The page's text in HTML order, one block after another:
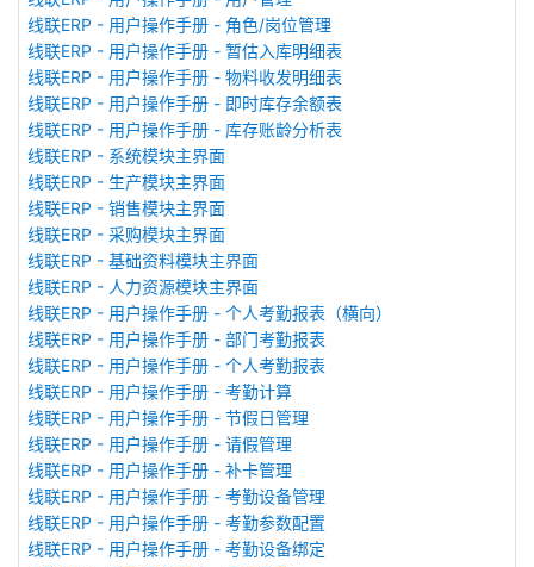
线联ERP - 用户操作手册 - 角色/岗位管理
线联ERP - 用户操作手册 - 暂估入库明细表
线联ERP - 用户操作手册 - 物料收发明细表
线联ERP - 用户操作手册 - 即时库存余额表
线联ERP - 用户操作手册 - 库存账龄分析表
线联ERP - 系统模块主界面
线联ERP - 生产模块主界面
线联ERP - 销售模块主界面
线联ERP - 采购模块主界面
线联ERP - 基础资料模块主界面
线联ERP - 人力资源模块主界面
线联ERP - 用户操作手册 - 个人考勤报表（横向）
线联ERP - 用户操作手册 - 部门考勤报表
线联ERP - 用户操作手册 - 个人考勤报表
线联ERP - 用户操作手册 - 考勤计算
线联ERP - 用户操作手册 - 节假日管理
线联ERP - 用户操作手册 - 请假管理
线联ERP - 用户操作手册 - 补卡管理
线联ERP - 用户操作手册 - 考勤设备管理
线联ERP - 用户操作手册 - 考勤参数配置
线联ERP - 用户操作手册 - 考勤设备绑定